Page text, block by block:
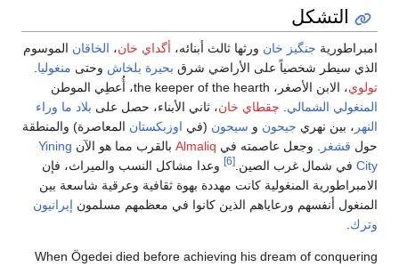
التشكل
امبراطورية جنگيز خان ورثها ثالث أبنائه، أگداي خان، الخاقان الموسوم
الذي سيطر شخصياً على الأراضي شرق بحيرة بلخاش وحتى منغوليا.
تولوي، الابن الأصغر، the keeper of the hearth، أُعطِي الموطن
المنغولي الشمالي. چقطاي خان، ثاني الأبناء، حصل على بلاد ما وراء
النهر ، بين نهري جيحون و سيحون (في اوزبكستان المعاصرة) والمنطقة
حول قشغر . وجعل عاصمته في Almaliq بالقرب مما هو الآن Yining
City في شمال غرب الصين.[6]
وعدا مشاكل النسب والميراث، فإن
الامبراطورية المنغولية كانت مهددة بهوة ثقافية وعرقية شاسعة بين
المنغول أنفسهم ورعاياهم الذين كانوا في معظمهم مسلمون إيرانيون
وترك.
When Ögedei died before achieving his dream of conquering